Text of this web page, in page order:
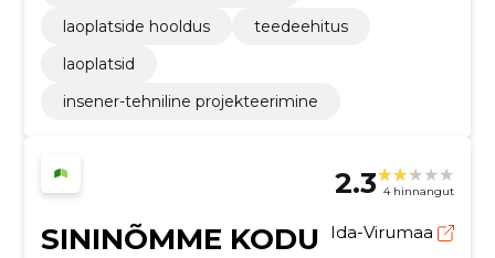
laoplatside hooldus
teedeehitus
laoplatsid
insener-tehniline projekteerimine
2.3 4 hinnangut
SININÕMME KODU
Ida-Virumaa